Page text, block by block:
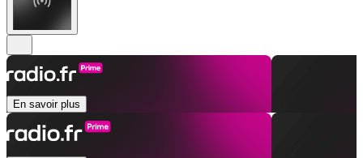
En savoir plus